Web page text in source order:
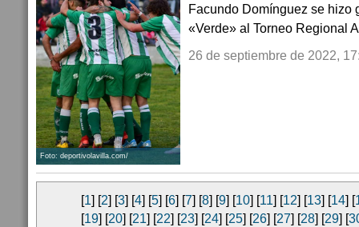
Foto: deportivolavilla.com/
Facundo Domínguez se hizo
«Verde» al Torneo Regional
26 de septiembre de 2022,
[1] [2] [3] [4] [5] [6] [7] [8] [9] [10] [11] [12] [13] [14] [
[19] [20] [21] [22] [23] [24] [25] [26] [27] [28] [29] [